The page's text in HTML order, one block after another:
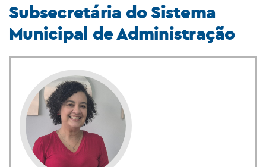
Subsecretária do Sistema
Municipal de Administração